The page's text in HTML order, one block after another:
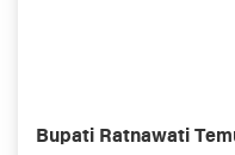
Bupati Ratnawati